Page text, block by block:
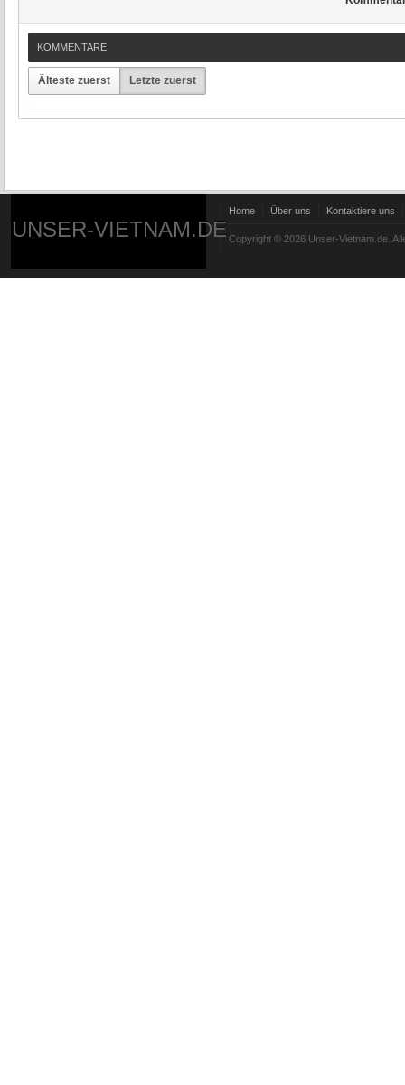
KOMMENTARE
Älteste zuerst Letzte zuerst
UNSER-VIETNAM.DE
Home Über uns Kontaktiere uns
Copyright © 2026 Unser-Vietnam.de.